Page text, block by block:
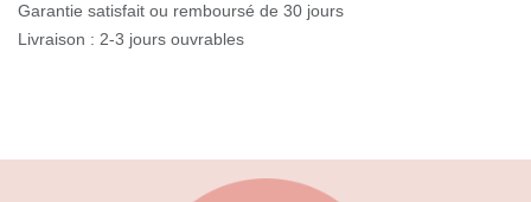
Garantie satisfait ou remboursé de 30 jours
Livraison : 2-3 jours ouvrables